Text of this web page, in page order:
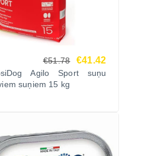
€51.78 €41.42
Agilo Sport suņu
suņiem 15 kg